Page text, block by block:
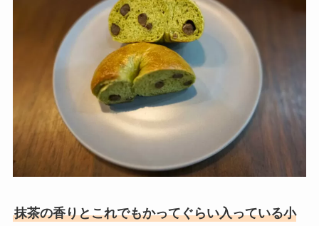
抹茶の香りとこれでもかってぐらい入っている小